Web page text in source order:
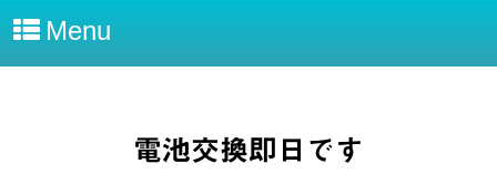
Menu
電池交換即日です